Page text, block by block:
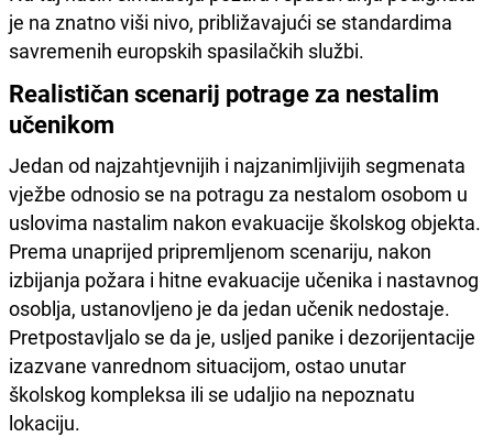
je na znatno viši nivo, približavajući se standardima
savremenih europskih spasilačkih službi.
Realističan scenarij potrage za nestalim
učenikom
Jedan od najzahtjevnijih i najzanimljivijih segmenata
vježbe odnosio se na potragu za nestalom osobom u
uslovima nastalim nakon evakuacije školskog objekta.
Prema unaprijed pripremljenom scenariju, nakon
izbijanja požara i hitne evakuacije učenika i nastavnog
osoblja, ustanovljeno je da jedan učenik nedostaje.
Pretpostavljalo se da je, usljed panike i dezorijentacije
izazvane vanrednom situacijom, ostao unutar
školskog kompleksa ili se udaljio na nepoznatu
lokaciju.